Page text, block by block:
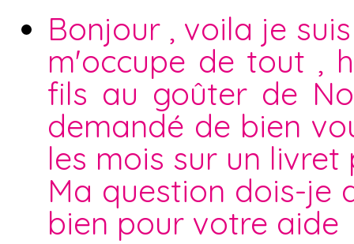
Bonjour , voila je
m'occupe de tout ,
fils au goûter de
demandé de bien
les mois sur un
Ma question dois-je
bien pour votre aide